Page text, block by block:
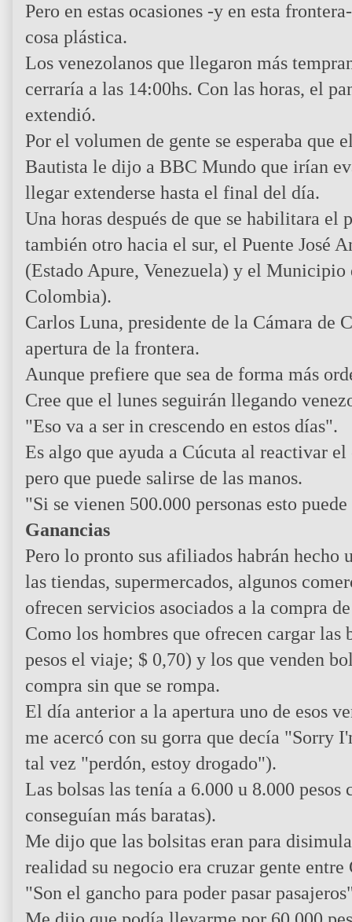
Pero en estas ocasiones -y en esta
cosa plástica.
Los venezolanos que llegaron más
cerraría a las 14:00hs. Con las horas, el
extendió.
Por el volumen de gente se esperaba que
Bautista le dijo a BBC Mundo que irían
llegar extenderse hasta el final del día.
Una horas después de que se habilitara
también otro hacia el sur, el Puente José
(Estado Apure, Venezuela) y el Municipio
Colombia).
Carlos Luna, presidente de la Cámara de
apertura de la frontera.
Aunque prefiere que sea de forma más
Cree que el lunes seguirán llegando
"Eso va a ser in crescendo en estos días".
Es algo que ayuda a Cúcuta al reactivar
pero que puede salirse de las manos.
"Si se vienen 500.000 personas esto
Ganancias
Pero lo pronto sus afiliados habrán hecho
las tiendas, supermercados, algunos
ofrecen servicios asociados a la compra
Como los hombres que ofrecen cargar las
pesos el viaje; $ 0,70) y los que venden
compra sin que se rompa.
El día anterior a la apertura uno de esos
me acercó con su gorra que decía "Sorry
tal vez "perdón, estoy drogado").
Las bolsas las tenía a 6.000 u 8.000
conseguían más baratas).
Me dijo que las bolsitas eran para
realidad su negocio era cruzar gente
"Son el gancho para poder pasar